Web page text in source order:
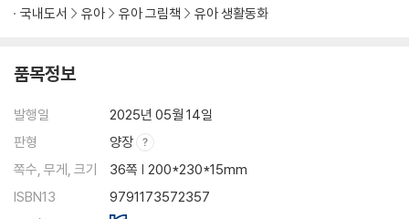
국내도서
유아 유아 그림책 유아 생활동화
품목정보
발행일
2025년 05월 14일
판형
양장
쪽수, 무게, 크기
36쪽 | 200*230*15mm
ISBN13
9791173572357